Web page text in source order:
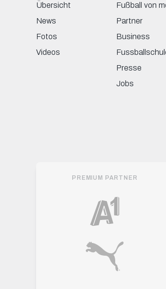
Übersicht
News
Fotos
Videos
Fußball von
Partner
Business
Presse
Jobs
PREMIUM PARTNER